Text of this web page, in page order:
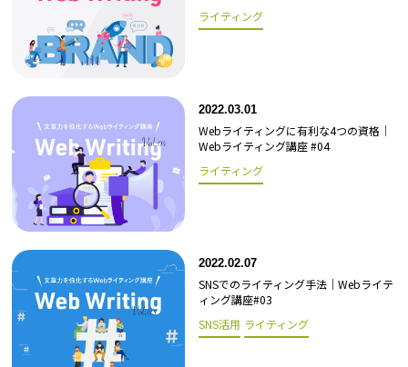
ライティング
2022.03.01
Webライティングに有利な4つの資格｜
Webライティング講座 #04
ライティング
2022.02.07
SNSでのライティング手法｜Webライテ
ィング講座#03
SNS活用 ライティング